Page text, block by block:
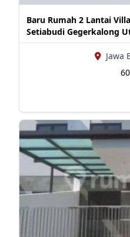
Baru Rumah 2 Lantai
Setiabudi Gegerkalong
Jawa